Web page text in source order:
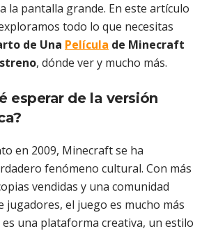
la pantalla grande. En este artículo
todo lo que necesitas
de Una Película de Minecraft
, dónde ver y mucho más.
esperar de la versión
en 2009, Minecraft se ha
fenómeno cultural. Con más
vendidas y una comunidad
jugadores, el juego es mucho más
una plataforma creativa, un estilo